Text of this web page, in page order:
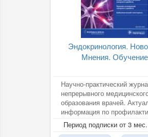
Эндокринология.
Мнения. Обучение
Научно-практический
непрерывного
образования врачей.
информация по
лечению
Период подписки от 3 мес.